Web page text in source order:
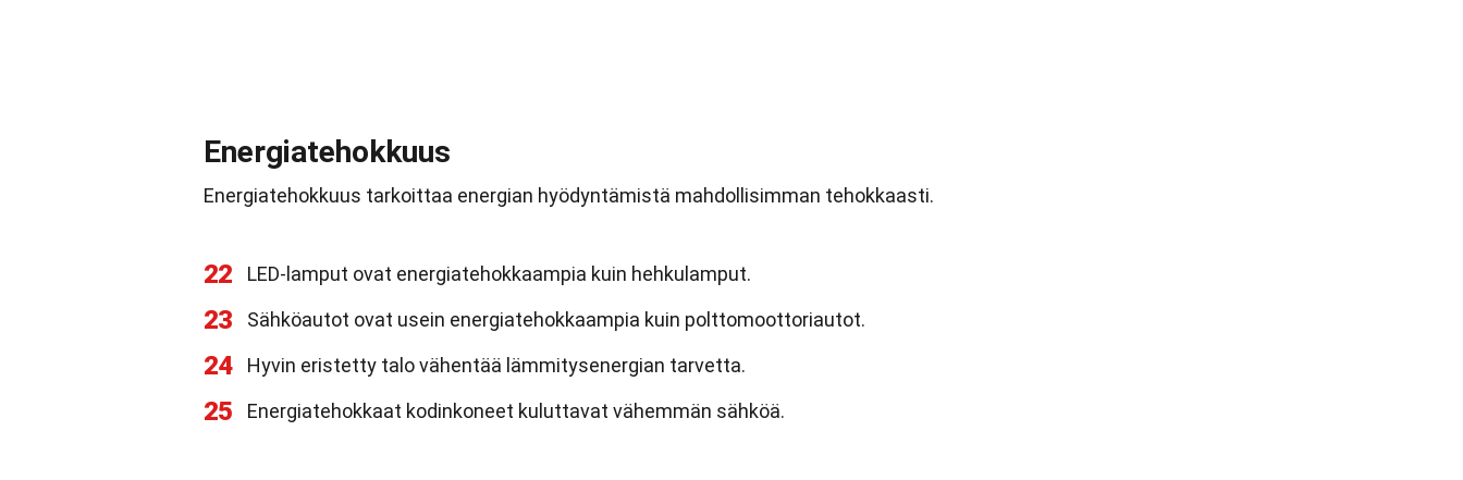
Energiatehokkuus
Energiatehokkuus tarkoittaa energian hyödyntämistä mahdollisimman tehokkaasti.
22 LED-lamput ovat energiatehokkaampia kuin hehkulamput.
23 Sähköautot ovat usein energiatehokkaampia kuin polttomoottoriautot.
24 Hyvin eristetty talo vähentää lämmitysenergian tarvetta.
25 Energiatehokkaat kodinkoneet kuluttavat vähemmän sähköä.